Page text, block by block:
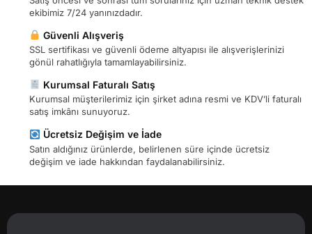
ekibimiz 7/24 yanınızdadır.
Güvenli Alışveriş
SSL sertifikası ve güvenli ödeme altyapısı ile alışverişlerinizi
gönül rahatlığıyla tamamlayabilirsiniz.
Kurumsal Faturalı Satış
Kurumsal müşterilerimiz için şirket adına resmi ve KDV’li faturalı
satış imkânı sunuyoruz.
Ücretsiz Değişim ve İade
Satın aldığınız ürünlerde, belirlenen süre içinde ücretsiz
değişim ve iade hakkından faydalanabilirsiniz.